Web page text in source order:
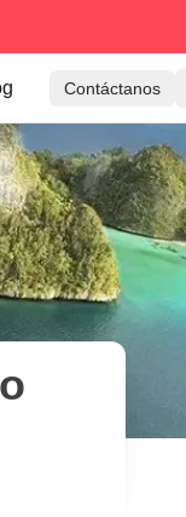
Contáctanos